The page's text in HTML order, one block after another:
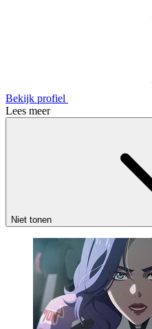
Bekijk profiel
Lees meer
Niet tonen